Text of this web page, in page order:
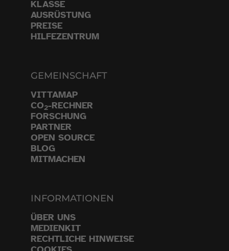
KLASSE
AUSRÜSTUNG
PREISE
HILFEZENTRUM
GEMEINSCHAFT
VITTAMAP
CO2-RECHNER
FORSCHUNG
PARTNER
OPEN SOURCE
BLOG
MITMACHEN
INFORMATIONEN
ÜBER UNS
MEDIENKIT
RECHTLICHE HINWEISE